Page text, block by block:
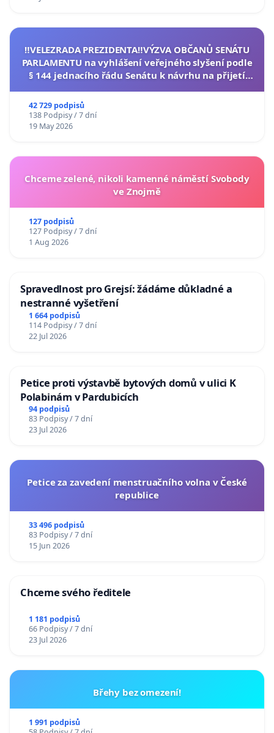
‼️VELEZRADA PREZIDENTA‼️VÝZVA OBČANŮ SENÁTU
PARLAMENTU na vyhlášení veřejného slyšení podle
§ 144 jednacího řádu Senátu k návrhu na přijetí
42 729 podpisů
138 Podpisy / 7 dní
19 May 2026
Chceme zelené, nikoli kamenné náměstí Svobody
ve Znojmě
127 podpisů
127 Podpisy / 7 dní
1 Aug 2026
Spravedlnost pro Grejsí: žádáme důkladné a
nestranné vyšetření
1 664 podpisů
114 Podpisy / 7 dní
22 Jul 2026
Petice proti výstavbě bytových domů v ulici K
Polabinám v Pardubicích
94 podpisů
83 Podpisy / 7 dní
23 Jul 2026
Petice za zavedení menstruačního volna v České
republice
33 496 podpisů
83 Podpisy / 7 dní
15 Jun 2026
Chceme svého ředitele
1 181 podpisů
66 Podpisy / 7 dní
23 Jul 2026
Břehy bez omezení!
1 991 podpisů